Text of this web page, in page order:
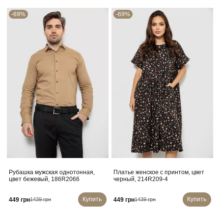
-69%
Рубашка мужская однотонная,
цвет бежевый, 186R2066
449 грн1439 грн Купить
-69%
Платье женское с принтом, цвет
черный, 214R209-4
449 грн1439 грн Купить